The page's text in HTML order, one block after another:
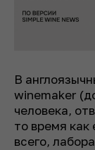
В
winemaker
человека,
то время как
всего,